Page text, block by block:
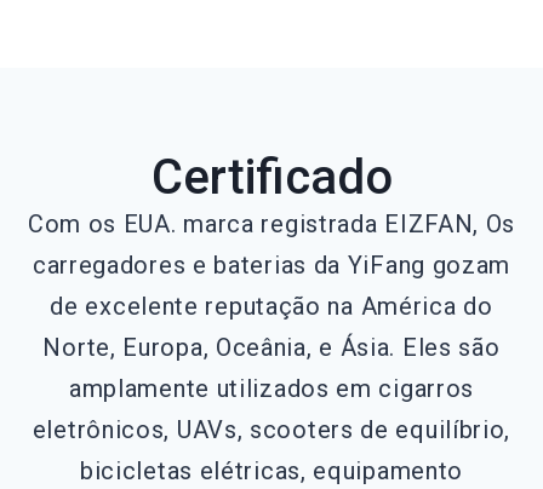
Certificado
Com os EUA. marca registrada EIZFAN, Os
carregadores e baterias da YiFang gozam
de excelente reputação na América do
Norte, Europa, Oceânia, e Ásia. Eles são
amplamente utilizados em cigarros
eletrônicos, UAVs, scooters de equilíbrio,
bicicletas elétricas, equipamento